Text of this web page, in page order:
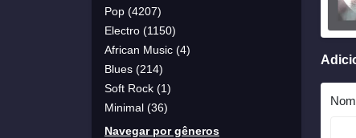
Pop (4207)
Electro (1150)
African Music (4)
Blues (214)
Soft Rock (1)
Minimal (36)
Navegar por gêneros